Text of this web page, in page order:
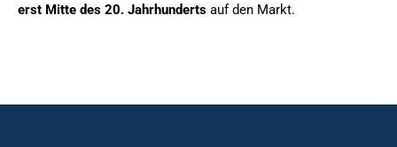
erst Mitte des 20. Jahrhunderts auf den Markt.